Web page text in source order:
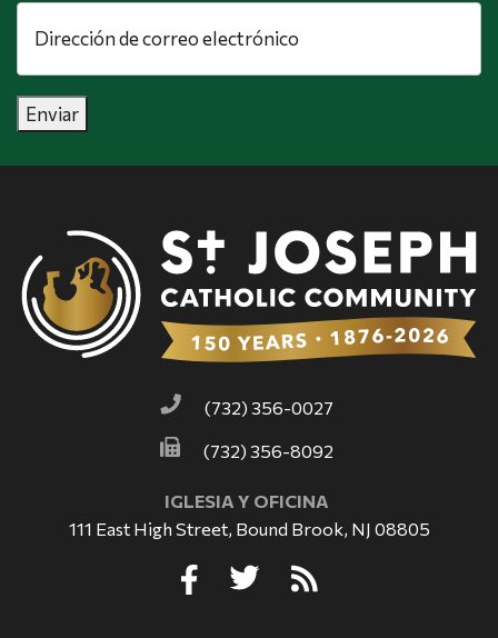
Dirección
de
Enviar
(732) 356-0027
(732) 356-8092
IGLESIA Y OFICINA
111 East High Street, Bound Brook, NJ 08805